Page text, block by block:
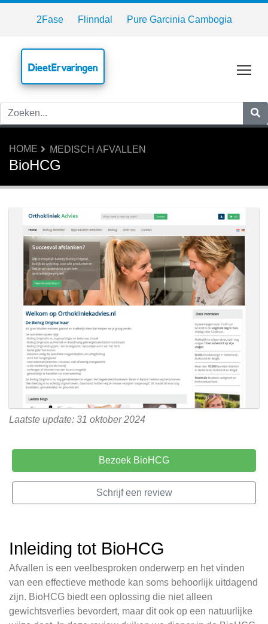
2Fase Flinndal Pure Garcinia Cambogia
DieetErvaringen
HOME MEDISCH AFVALLEN
BioHCG
Laatste update: 31 oktober 2024
Bezoek BioHCG
Schrijf een review
Inleiding tot BioHCG
Afvallen is een veelbesproken onderwerp en het vinden
van een effectieve methode kan soms behoorlijk uitdagend
zijn. BioHCG biedt een oplossing die niet alleen
gewichtsverlies bevordert, maar dit ook op een natuurlijke